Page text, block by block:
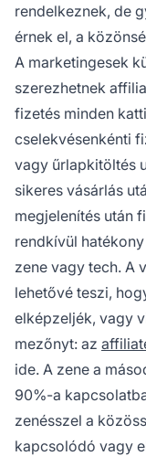
rendelkeznek, de
érnek el, a
A marketingesek
szerezhetnek
fizetés minden
cselekvésenkénti
vagy űrlapkitöltés
sikeres vásárlás
megjelenítés után
rendkívül
zene vagy tech. A
lehetővé teszi,
elképzeljék, vagy
mezőnyt: az
ide. A zene a
90%-a
zenésszel a
kapcsolódó vagy